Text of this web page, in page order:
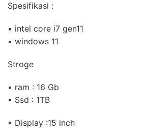
Spesifikasi :
• intel core i7 gen11
• windows 11
Stroge
• ram : 16 Gb
• Ssd : 1TB
• Display :15 inch